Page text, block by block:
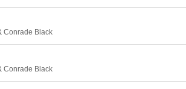
Conrade Black
Conrade Black